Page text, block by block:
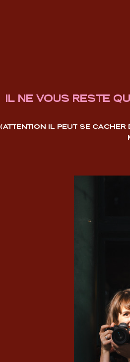
IL NE VOUS RESTE
(ATTENTION IL PEUT SE